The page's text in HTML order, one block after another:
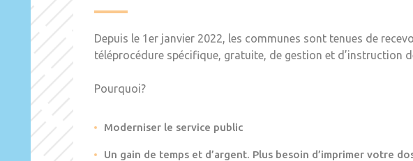
Depuis le 1er janvier 2022, les communes sont tenues de
téléprocédure spécifique, gratuite, de gestion et d’instruction
Pourquoi?
Moderniser le service public
Un gain de temps et d’argent. Plus besoin d’imprimer votre